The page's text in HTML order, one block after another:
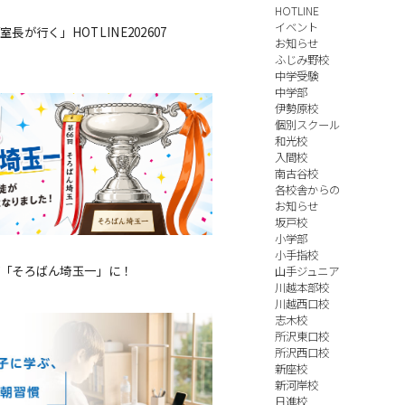
長が行く」HOTLINE202607
そろばん埼玉一」に！
HOTLINE
イベント
お知らせ
ふじみ野校
中学受験
中学部
伊勢原校
個別スクール
和光校
入間校
南古谷校
各校舎からの
お知らせ
坂戸校
小学部
小手指校
山手ジュニア
川越本部校
川越西口校
志木校
所沢東口校
所沢西口校
新座校
新河岸校
日進校